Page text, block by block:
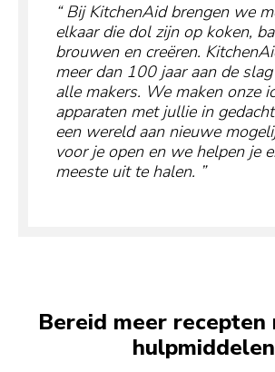
Bij KitchenAid brengen we
elkaar die dol zijn op koken,
brouwen en creëren.
meer dan 100 jaar aan de
alle makers. We maken onze
apparaten met jullie in
een wereld aan nieuwe
voor je open en we helpen je
meeste uit te halen.
Bereid meer recepten
hulpmiddelen